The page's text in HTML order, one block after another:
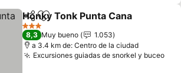
CompartirAgregar a favoritos
Honky Tonk Punta Cana
3 Estrellas
8,3 Muy bueno
1.053
a 3.4 km de: Centro de la ciudad
Excursiones guiadas de snorkel y buceo